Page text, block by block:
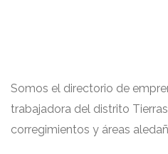
Somos el directorio de
trabajadora del distrito
corregimientos y áreas